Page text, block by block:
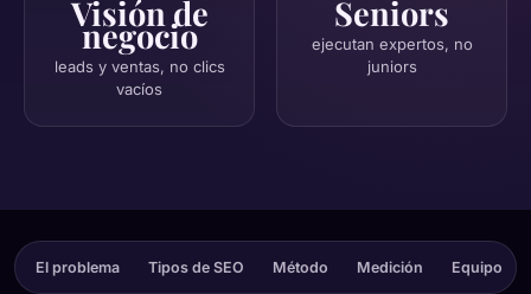
Visión de
negocio
leads y ventas, no clics
vacíos
Seniors
ejecutan expertos, no
juniors
El problema Tipos de SEO Método Medición Equipo